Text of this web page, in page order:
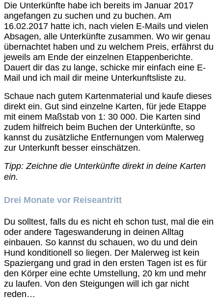
Die Unterkünfte habe ich bereits im Januar 2017
angefangen zu suchen und zu buchen. Am
16.02.2017 hatte ich, nach vielen E-Mails und vielen
Absagen, alle Unterkünfte zusammen. Wo wir genau
übernachtet haben und zu welchem Preis, erfährst du
jeweils am Ende der einzelnen Etappenberichte.
Dauert dir das zu lange, schicke mir einfach eine E-
Mail und ich mail dir meine Unterkunftsliste zu.
Schaue nach gutem Kartenmaterial und kaufe dieses
direkt ein. Gut sind einzelne Karten, für jede Etappe
mit einem Maßstab von 1: 30 000. Die Karten sind
zudem hilfreich beim Buchen der Unterkünfte, so
kannst du zusätzliche Entfernungen vom Malerweg
zur Unterkunft besser einschätzen.
Tipp: Zeichne die Unterkünfte direkt in deine Karten
ein.
Drei Monate vor Reiseantritt
Du solltest, falls du es nicht eh schon tust, mal die ein
oder andere Tageswanderung in deinen Alltag
einbauen. So kannst du schauen, wo du und dein
Hund konditionell so liegen. Der Malerweg ist kein
Spaziergang und grad in den ersten Tagen ist es für
den Körper eine echte Umstellung, 20 km und mehr
zu laufen. Von den Steigungen will ich gar nicht
reden…